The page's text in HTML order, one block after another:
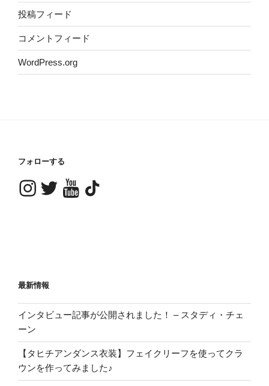
投稿フィード
コメントフィード
WordPress.org
フォローする
Instagram
Twitter YouTubeTikTok
最新情報
インタビュー記事が公開されました！ – スタディ・チェ
ーン
【タヒチアンダンス衣装】フェイクリーフを使ってクラ
ウンを作ってみました♪